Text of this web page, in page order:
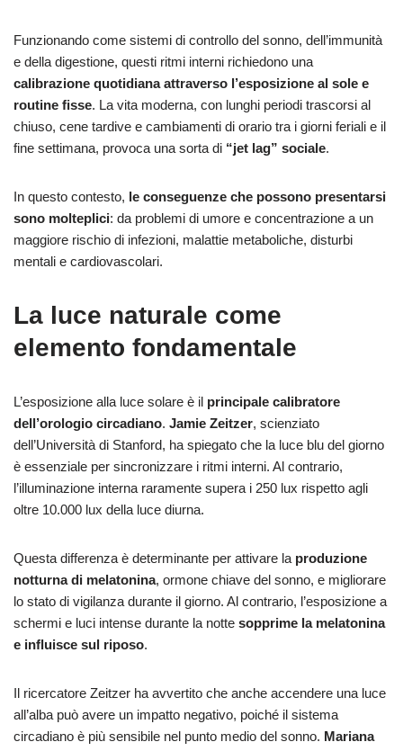
Funzionando come sistemi di controllo del sonno, dell’immunità
e della digestione, questi ritmi interni richiedono una
calibrazione quotidiana attraverso l’esposizione al sole e
routine fisse. La vita moderna, con lunghi periodi trascorsi al
chiuso, cene tardive e cambiamenti di orario tra i giorni feriali e il
fine settimana, provoca una sorta di “jet lag” sociale.
In questo contesto, le conseguenze che possono presentarsi
sono molteplici: da problemi di umore e concentrazione a un
maggiore rischio di infezioni, malattie metaboliche, disturbi
mentali e cardiovascolari.
La luce naturale come
elemento fondamentale
L’esposizione alla luce solare è il principale calibratore
dell’orologio circadiano. Jamie Zeitzer, scienziato
dell’Università di Stanford, ha spiegato che la luce blu del giorno
è essenziale per sincronizzare i ritmi interni. Al contrario,
l’illuminazione interna raramente supera i 250 lux rispetto agli
oltre 10.000 lux della luce diurna.
Questa differenza è determinante per attivare la produzione
notturna di melatonina, ormone chiave del sonno, e migliorare
lo stato di vigilanza durante il giorno. Al contrario, l’esposizione a
schermi e luci intense durante la notte sopprime la melatonina
e influisce sul riposo.
Il ricercatore Zeitzer ha avvertito che anche accendere una luce
all’alba può avere un impatto negativo, poiché il sistema
circadiano è più sensibile nel punto medio del sonno. Mariana